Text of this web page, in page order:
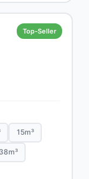
Top-Seller
15m³
38m³